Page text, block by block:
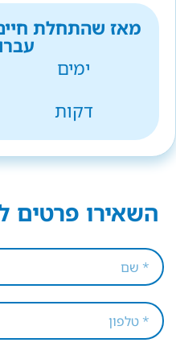
מאז שהתחלת
ימים
דקות
השאירו פרטים